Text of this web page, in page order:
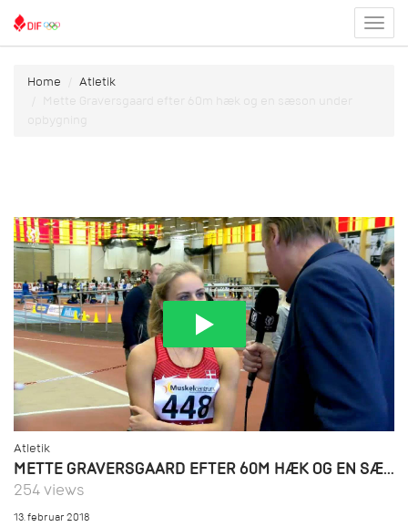
menu
Home
Atletik
Mette Graversgaard efter 60m hæk og en sæson under
Atletik
METTE GRAVERSGAARD EFTER 60M HÆK OG EN SÆSON UNDER OPBYGNING
254 views
13. februar 2018